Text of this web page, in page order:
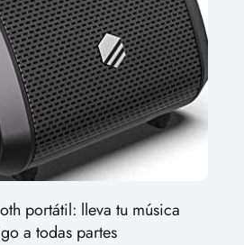
portátil: lleva tu música
a todas partes